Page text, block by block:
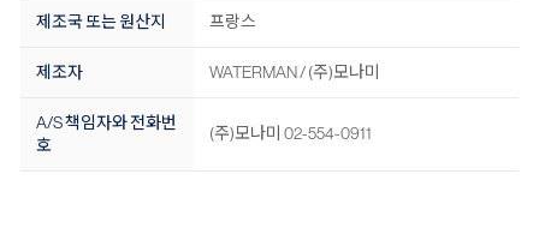
제조국 또는 원산지 프랑스
제조자 WATERMAN / (주)모나미
A/S 책임자와 전화번
호
(주)모나미 02-554-0911